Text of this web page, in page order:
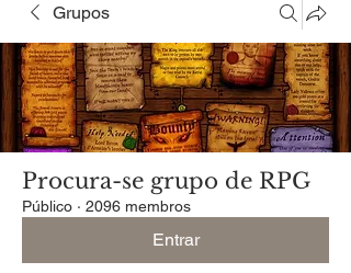
Grupos
Procura-se grupo de RPG
Público · 2096 membros
Entrar